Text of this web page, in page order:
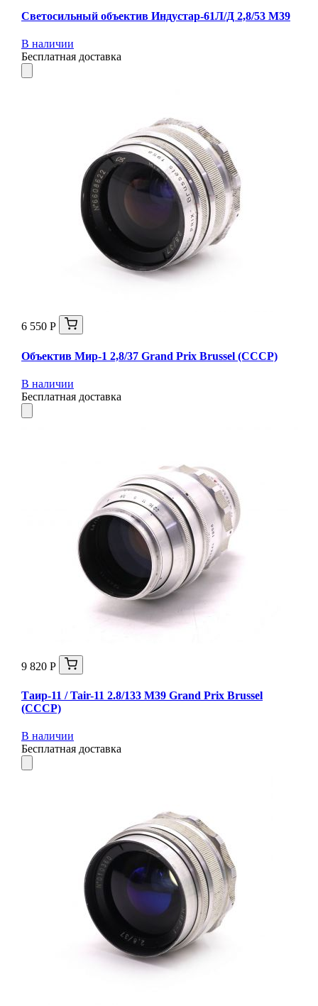
Светосильный объектив Индустар-61Л/Д 2,8/53 М39
В наличии
Бесплатная доставка
6 550 Р
Объектив Мир-1 2,8/37 Grand Prix Brussel (СССР)
В наличии
Бесплатная доставка
9 820 Р
Таир-11 / Tair-11 2.8/133 M39 Grand Prix Brussel
(СССР)
В наличии
Бесплатная доставка